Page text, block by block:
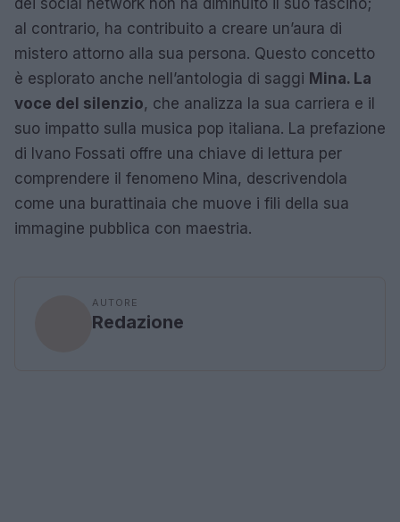
al contrario, ha contribuito a creare un’aura di
mistero attorno alla sua persona. Questo concetto
è esplorato anche nell’antologia di saggi Mina. La
voce del silenzio, che analizza la sua carriera e il
suo impatto sulla musica pop italiana. La prefazione
di Ivano Fossati offre una chiave di lettura per
comprendere il fenomeno Mina, descrivendola
come una burattinaia che muove i fili della sua
immagine pubblica con maestria.
AUTORE
Redazione